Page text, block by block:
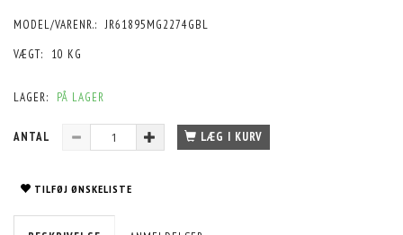
MODEL/VARENR.: JR61895MG2274GBL
VÆGT:
10 KG
LAGER: PÅ LAGER
ANTAL LÆG I KURV
TILFØJ ØNSKELISTE